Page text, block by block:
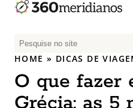
P
e
q
u
HOME » DICAS DE
O que fazer